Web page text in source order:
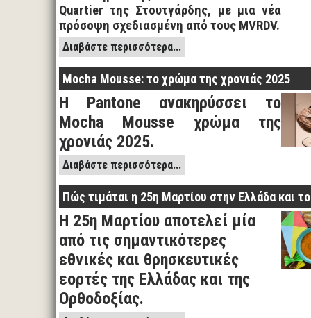
Quartier της Στουτγάρδης, με μια νέα
πρόσοψη σχεδιασμένη από τους MVRDV.
Διαβάστε περισσότερα...
Mocha Mousse: το χρώμα της χρονιάς 2025
Η Pantone ανακηρύσσει το
Mocha Mousse χρώμα της
χρονιάς 2025.
Διαβάστε περισσότερα...
Πώς τιμάται η 25η Μαρτίου στην Ελλάδα και
Η 25η Μαρτίου αποτελεί μία
από τις σημαντικότερες
εθνικές και θρησκευτικές
εορτές της Ελλάδας και της
Ορθοδοξίας.